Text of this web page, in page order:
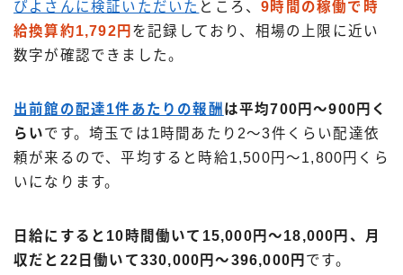
ぴよさんに検証いただいた ところ、9時間の稼働で時
給換算約1,792円 を記録しており、相場の上限に近い
数字が確認できました。
出前館の配達1件あたりの報酬 は平均700円～900円く
らいです。埼玉では1時間あたり2〜3件くらい配達依
頼が来るので、平均すると時給1,500円〜1,800円くら
いになります。
日給にすると10時間働いて15,000円〜18,000円、月
収だと22日働いて330,000円〜396,000円 です。